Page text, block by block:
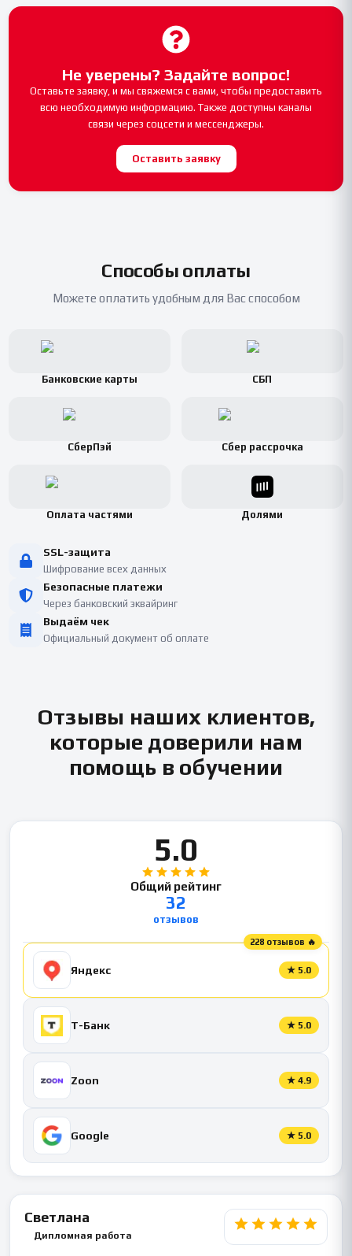
Не уверены? Задайте вопрос!
Оставьте заявку, и мы свяжемся с вами, чтобы предоставить
всю необходимую информацию. Также доступны каналы
связи через соцсети и мессенджеры.
Оставить заявку
Способы оплаты
Можете оплатить удобным для Вас способом
Банковские карты СБП
СберПэй Сбер рассрочка
Оплата частями Долями
SSL-защита
Шифрование всех данных
Безопасные платежи
Через банковский эквайринг
Выдаём чек
Официальный документ об оплате
Отзывы наших клиентов,
которые доверили нам
помощь в обучении
5.0
Общий рейтинг
32
отзывов
228 отзывов 🔥
Яндекс ★ 5.0
Т-Банк ★ 5.0
Zoon ★ 4.9
Google ★ 5.0
Светлана
Дипломная работа